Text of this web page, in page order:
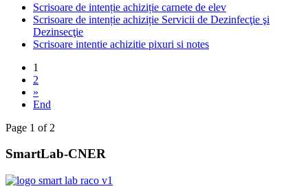
Scrisoare de intenție achiziție carnete de elev
Scrisoare de intenție achiziție Servicii de Dezinfecţie şi
Dezinsecţie
Scrisoare intentie achizitie pixuri si notes
1
2
»
End
Page 1 of 2
SmartLab-CNER